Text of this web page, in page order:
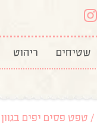
שטיחים ריהוט
/ טפט פסים יפים בגוון